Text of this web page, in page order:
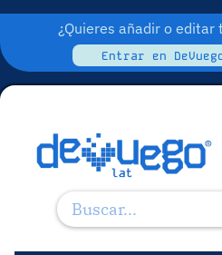
¿Quieres añadir o editar
Entrar en